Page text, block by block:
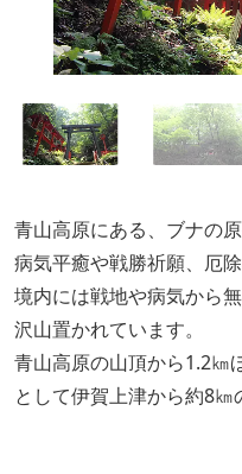
青山高原にある、ブナの
病気平癒や戦勝祈願、厄
境内には戦地や病気から
沢山置かれています。
青山高原の山頂から1.2㎞
として伊賀上津から約8㎞